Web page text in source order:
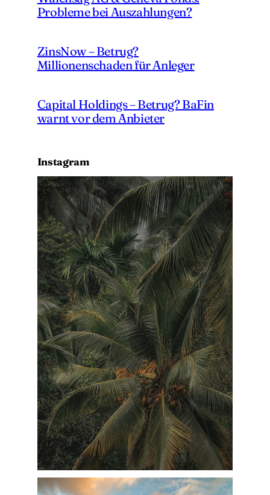
Probleme bei Auszahlungen?
ZinsNow – Betrug?
Millionenschaden für Anleger
Capital Holdings – Betrug? BaFin
warnt vor dem Anbieter
Instagram